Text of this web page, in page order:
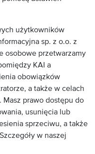
użytkowników
sp. z o.o. z
osobowe przetwarzamy
KAI a
obowiązków
a także w celach
prawo dostępu do
usunięcia lub
sprzeciwu, a także
w naszej